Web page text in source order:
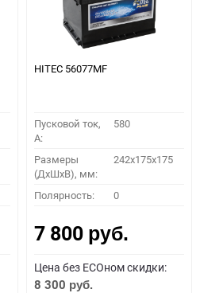
HITEC 56077MF
Пусковой ток,
A:
580
Размеры
(ДхШхВ), мм:
242x175x175
Полярность: 0
7 800 руб.
Цена без ECOном скидки:
8 300 руб.